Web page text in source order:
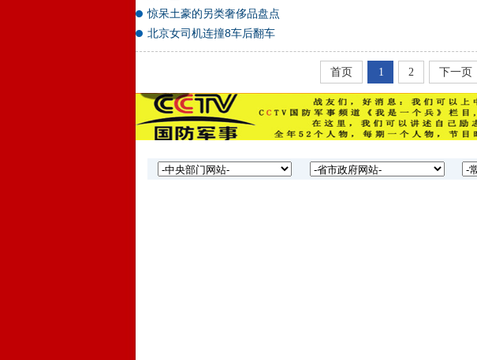
惊呆土豪的另类奢侈品盘点
北京女司机连撞8车后翻车
首页 1 2 下一页